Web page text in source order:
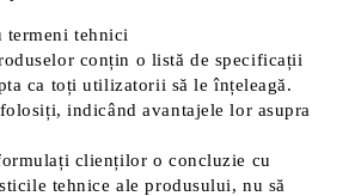
termeni tehnici
conțin o listă de specificații
ca toți utilizatorii să le înțeleagă.
indicând avantajele lor asupra
clienților o concluzie cu
tehnice ale produsului, nu să